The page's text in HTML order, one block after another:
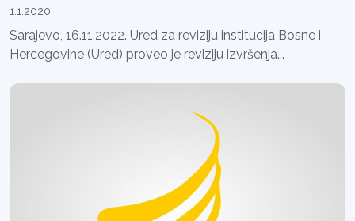
1.1.2020
Sarajevo, 16.11.2022. Ured za reviziju institucija Bosne i
Hercegovine (Ured) proveo je reviziju izvršenja...